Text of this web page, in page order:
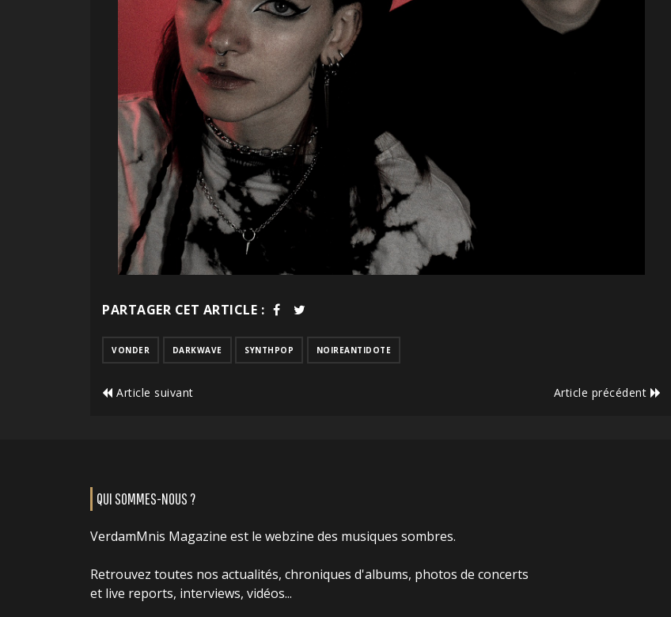
PARTAGER CET ARTICLE :
VONDER DARKWAVE SYNTHPOP NOIREANTIDOTE
Article suivant Article précédent
QUI SOMMES-NOUS ?
VerdamMnis Magazine est le webzine des musiques sombres.
Retrouvez toutes nos actualités, chroniques d'albums, photos de concerts
et live reports, interviews, vidéos...